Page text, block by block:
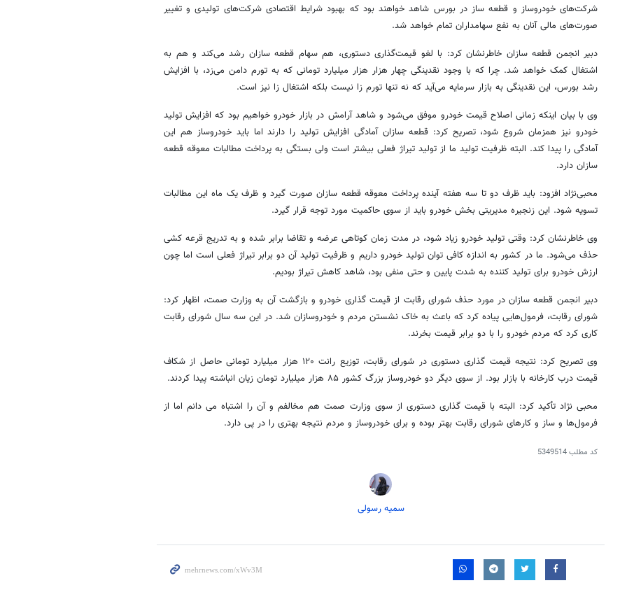
شرکت‌های خودروساز و قطعه ساز در بورس شاهد خواهند بود که بهبود شرایط اقتصادی شرکت‌های تولیدی و تغییر
صورت‌های مالی آنان به نفع سهامداران تمام خواهد شد.
دبیر انجمن قطعه سازان خاطرنشان کرد: با لغو قیمت‌گذاری دستوری، هم سهام قطعه سازان رشد می‌کند و هم به
اشتغال کمک خواهد شد. چرا که با وجود نقدینگی چهار هزار هزار میلیارد تومانی که به تورم دامن می‌زد، با افزایش
رشد بورس، این نقدینگی به بازار سرمایه می‌آید که نه تنها تورم زا نیست بلکه اشتغال زا نیز است.
وی با بیان اینکه زمانی اصلاح قیمت خودرو موفق می‌شود و شاهد آرامش در بازار خودرو خواهیم بود که افزایش تولید
خودرو نیز همزمان شروع شود، تصریح کرد: قطعه سازان آمادگی افزایش تولید را دارند اما باید خودروساز هم این
آمادگی را پیدا کند. البته ظرفیت تولید ما از تولید تیراژ فعلی بیشتر است ولی بستگی به پرداخت مطالبات معوقه قطعه
سازان دارد.
محبی‌نژاد افزود: باید ظرف دو تا سه هفته آینده پرداخت معوقه قطعه سازان صورت گیرد و ظرف یک ماه این مطالبات
تسویه شود. این زنجیره مدیریتی بخش خودرو باید از سوی حاکمیت مورد توجه قرار گیرد.
وی خاطرنشان کرد: وقتی تولید خودرو زیاد شود، در مدت زمان کوتاهی عرضه و تقاضا برابر شده و به تدریج قرعه کشی
حذف می‌شود. ما در کشور به اندازه کافی توان تولید خودرو داریم و ظرفیت تولید آن دو برابر تیراژ فعلی است اما چون
ارزش خودرو برای تولید کننده به شدت پایین و حتی منفی بود، شاهد کاهش تیراژ بودیم.
دبیر انجمن قطعه سازان در مورد حذف شورای رقابت از قیمت گذاری خودرو و بازگشت آن به وزارت صمت، اظهار کرد:
شورای رقابت، فرمول‌هایی پیاده کرد که باعث به خاک نشستن مردم و خودروسازان شد. در این سه سال شورای رقابت
کاری کرد که مردم خودرو را با دو برابر قیمت بخرند.
وی تصریح کرد: نتیجه قیمت گذاری دستوری در شورای رقابت، توزیع رانت ۱۲۰ هزار میلیارد تومانی حاصل از شکاف
قیمت درب کارخانه با بازار بود. از سوی دیگر دو خودروساز بزرگ کشور ۸۵ هزار میلیارد تومان زیان انباشته پیدا کردند.
محبی نژاد تأکید کرد: البته با قیمت گذاری دستوری از سوی وزارت صمتهم مخالفم و آن را اشتباه می دانماما از
فرمول‌ها و ساز و کارهای شورای رقابت بهتر بوده و برای خودروساز و مردم نتیجه بهتری را در پی دارد.
کد مطلب5349514
سمیه رسولی